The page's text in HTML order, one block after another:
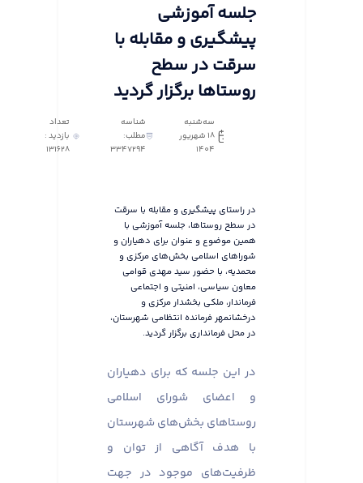
جلسه آموزشی
پیشگیری و مقابله با
سرقت در سطح
روستاها برگزار گردید
سه‌شنبه
18 شهریور
1404
شناسه
مطلب:
3347294
تعداد
بازدید :
131628
در راستای پیشگیری و مقابله با سرقت
در سطح روستاها، جلسه آموزشی با
همین موضوع و عنوان برای دهیاران و
شوراهای اسلامی بخش‌های مرکزی و
محمدیه، با حضور سید مهدی قوامی
معاون سیاسی، امنیتی و اجتماعی
فرماندار، ملکی بخشدار مرکزی و
درخشانمهر فرمانده انتظامی شهرستان،
در محل فرمانداری برگزار گردید.
در این جلسه که برای دهیاران
و اعضای شورای اسلامی
روستاهای بخش‌های شهرستان
با هدف آگاهی از توان و
ظرفیت‌های موجود در جهت